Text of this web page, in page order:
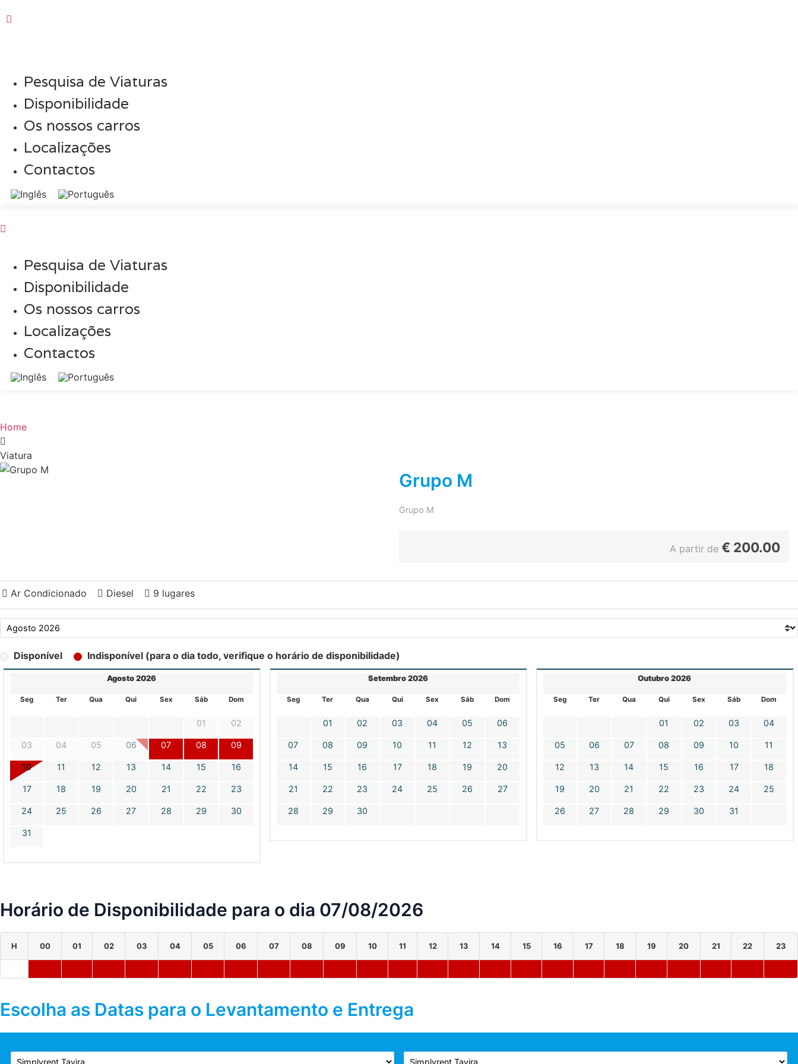
Pesquisa de Viaturas
Disponibilidade
Os nossos carros
Localizações
Contactos
Pesquisa de Viaturas
Disponibilidade
Os nossos carros
Localizações
Contactos
Home
Viatura
Grupo M
Grupo M
A partir de € 200.00
Ar Condicionado Diesel 9 lugares
Disponível Indisponível (para o dia todo, verifique o horário de disponibilidade)
Agosto 2026
Seg Ter Qua Qui Sex Sáb Dom
01 02
03 04 05 06 07 08 09
10 11 12 13 14 15 16
17 18 19 20 21 22 23
24 25 26 27 28 29 30
31
Setembro 2026
Seg Ter Qua Qui Sex Sáb Dom
01 02 03 04 05 06
07 08 09 10 11 12 13
14 15 16 17 18 19 20
21 22 23 24 25 26 27
28 29 30
Outubro 2026
Seg Ter Qua Qui Sex Sáb Dom
01 02 03 04
05 06 07 08 09 10 11
12 13 14 15 16 17 18
19 20 21 22 23 24 25
26 27 28 29 30 31
Horário de Disponibilidade para o dia 07/08/2026
H 00 01 02 03 04 05 06 07 08 09 10 11 12 13 14 15 16 17 18 19 20 21 22 23
Escolha as Datas para o Levantamento e Entrega